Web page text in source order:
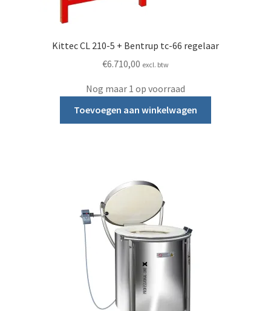
Kittec CL 210-5 + Bentrup tc-66 regelaar
€6.710,00 excl. btw
Nog maar 1 op voorraad
Toevoegen aan winkelwagen